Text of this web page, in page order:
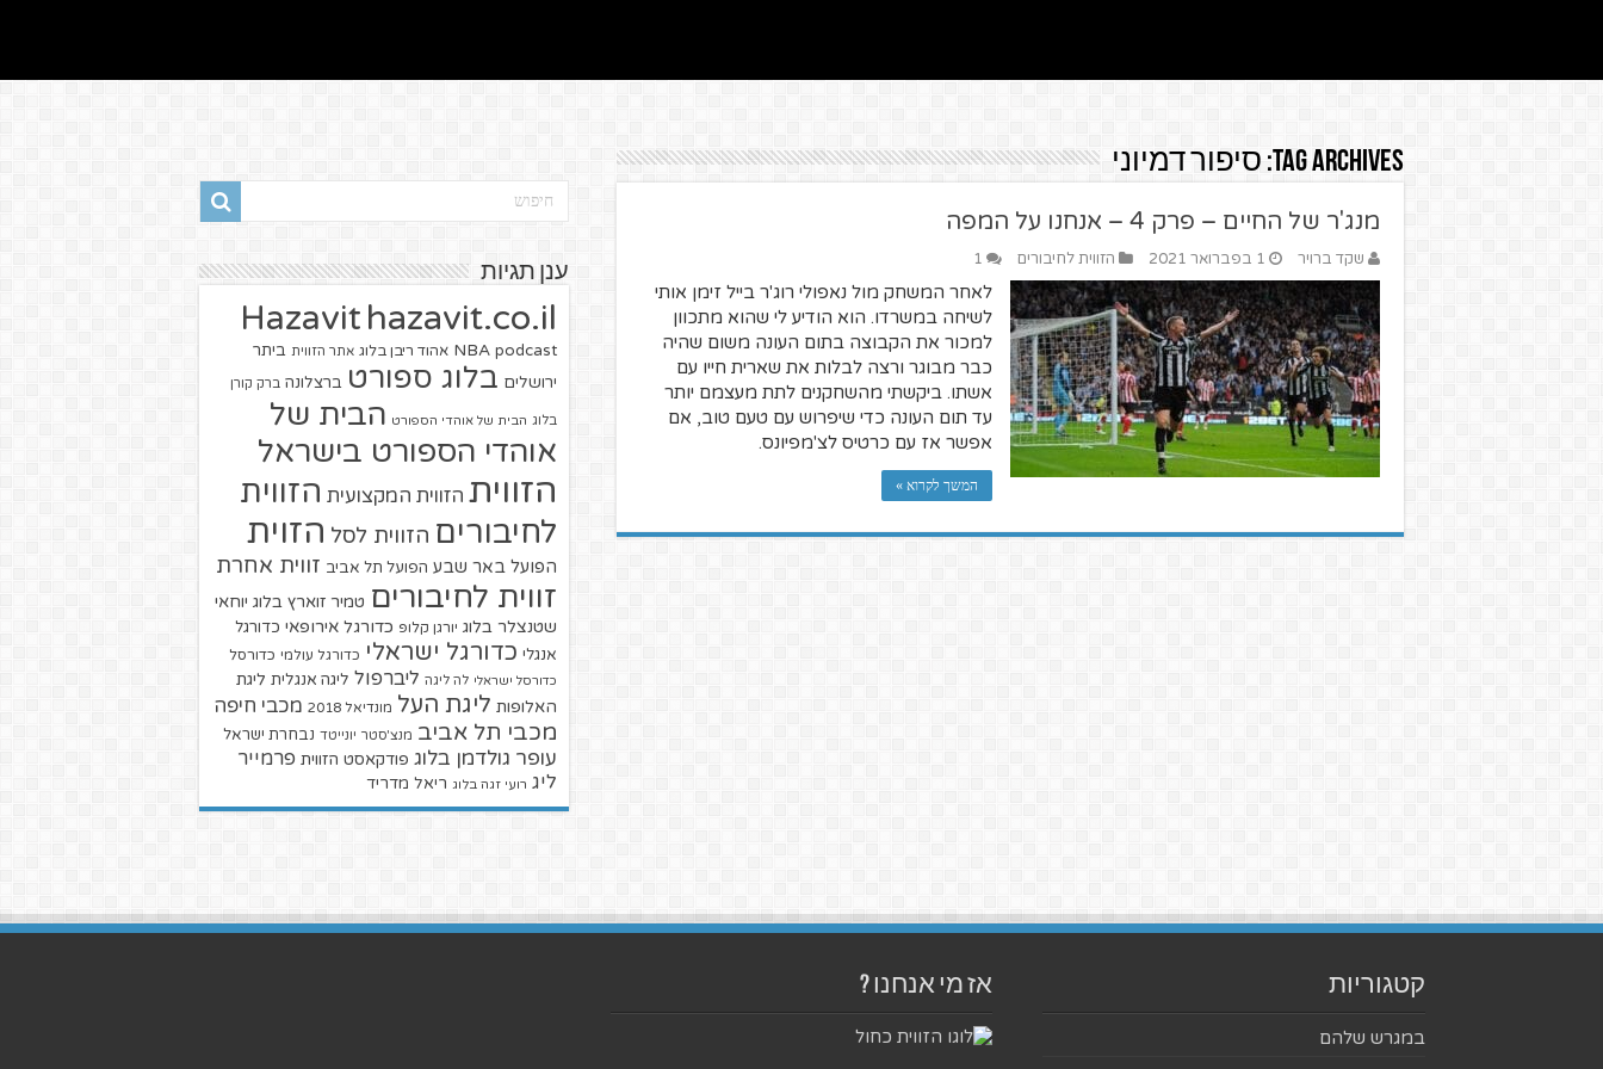
Tag Archives: סיפור דמיוני
מנג'ר של החיים – פרק 4 – אנחנו על המפה
שקד ברויר 1 בפברואר 2021 הזווית לחיבורים 1
לאחר המשחק מול נאפולי רוג'ר בייל זימן אותי
לשיחה במשרדו. הוא הודיע לי שהוא מתכוון
למכור את הקבוצה בתום העונה משום שהיה
כבר מבוגר ורצה לבלות את שארית חייו עם
אשתו. ביקשתי מהשחקנים לתת מעצמם יותר
עד תום העונה כדי שיפרוש עם טעם טוב, אם
אפשר אז עם כרטיס לצ'מפיונס.
המשך לקרוא »
ענן תגיות
Hazavit hazavit.co.il
NBA podcast אהוד ריבן בלוג אתר הזווית ביתר
ירושלים בלוג ספורט ברצלונה ברק קורן
בלוג הבית של אוהדי הספורט הבית של
אוהדי הספורט בישראל
הזווית הזווית המקצועית הזווית
לחיבורים הזווית לסל הזוית
הפועל באר שבע הפועל תל אביב זווית אחרת
זווית לחיבורים טמיר זוארץ בלוג יוחאי
שטנצלר בלוג יורגן קלופ כדורגל אירופאי כדורגל
אנגלי כדורגל ישראלי כדורגל עולמי כדורסל
כדורסל ישראלי לה ליגה ליברפול ליגה אנגלית ליגת
האלופות ליגת העל מונדיאל 2018 מכבי חיפה
מכבי תל אביב מנצ'סטר יונייטד נבחרת ישראל
עופר גולדמן בלוג פודקאסט הזווית פרמייר
ליג רועי זגה בלוג ריאל מדריד
קטגוריות
במגרש שלהם
אז מי אנחנו ?